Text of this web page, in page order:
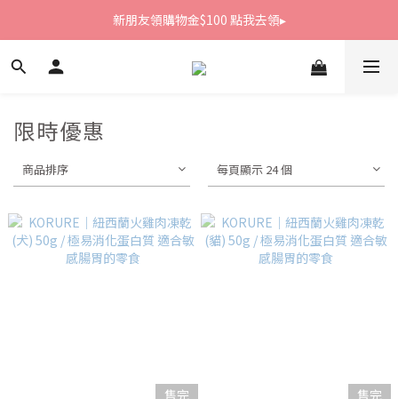
新朋友領購物金$100 點我去領▸
新朋友領購物金$100 點我去領▸
全館滿1800免運
限時優惠
商品排序 每頁顯示 24 個
售完
售完